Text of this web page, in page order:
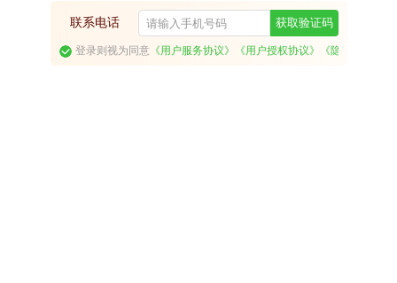
联系电话 获取验证码
登录则视为同意《用户服务协议》 《用户授权协议》 《隐私政策》